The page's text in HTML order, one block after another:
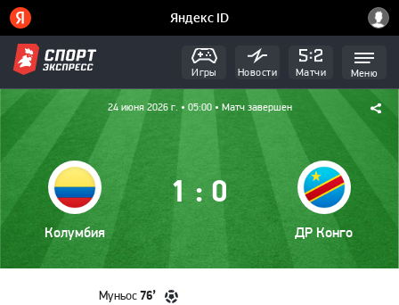
Игры Новости Матчи Меню
24 июня 2026 г. • 05:00 • Матч завершен
1 : 0
Колумбия ДР Конго
Муньос 76’